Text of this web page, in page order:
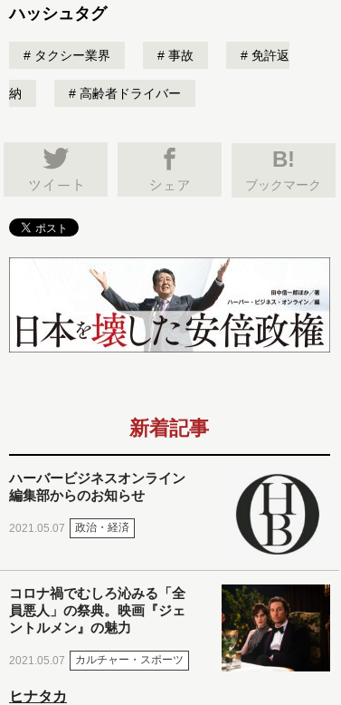
ハッシュタグ
タクシー業界 事故 免許返
納 高齢者ドライバー
B!
ブックマーク
新着記事
ハーバービジネスオンライン
編集部からのお知らせ
2021.05.07 政治・経済
コロナ禍でむしろ沁みる「全
員悪人」の祭典。映画『ジェ
ントルメン』の魅力
2021.05.07 カルチャー・スポーツ
ヒナタカ